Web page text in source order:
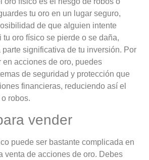
tu oro en un lugar seguro,
de que alguien intente
tu oro físico se pierde o se daña,
significativa de tu inversión. Por
en acciones de oro, puedes
de seguridad y protección que
financieras, reduciendo así el
robos.
vender
puede ser bastante complicada en
venta de acciones de oro. Debes